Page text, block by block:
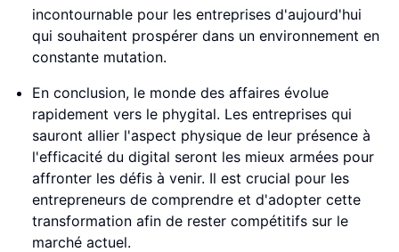
incontournable pour les entreprises d'aujourd'hui
qui souhaitent prospérer dans un environnement en
constante mutation.
En conclusion, le monde des affaires évolue
rapidement vers le phygital. Les entreprises qui
sauront allier l'aspect physique de leur présence à
l'efficacité du digital seront les mieux armées pour
affronter les défis à venir. Il est crucial pour les
entrepreneurs de comprendre et d'adopter cette
transformation afin de rester compétitifs sur le
marché actuel.